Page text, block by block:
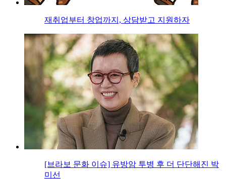
재취업부터 창업까지, 상담받고 지원하자
[브라보 문화 이슈] 유방암 투병 후 더 단단해진 박
미선